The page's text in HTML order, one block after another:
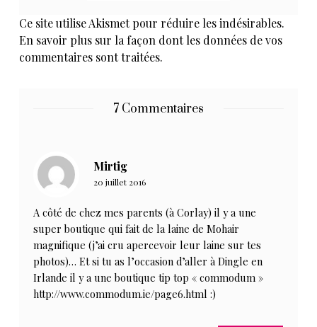
Ce site utilise Akismet pour réduire les indésirables.
En savoir plus sur la façon dont les données de vos
commentaires sont traitées.
7 Commentaires
Mirtig
20 juillet 2016
A côté de chez mes parents (à Corlay) il y a une
super boutique qui fait de la laine de Mohair
magnifique (j’ai cru apercevoir leur laine sur tes
photos)… Et si tu as l’occasion d’aller à Dingle en
Irlande il y a une boutique tip top « commodum »
http://www.commodum.ie/page6.html :)